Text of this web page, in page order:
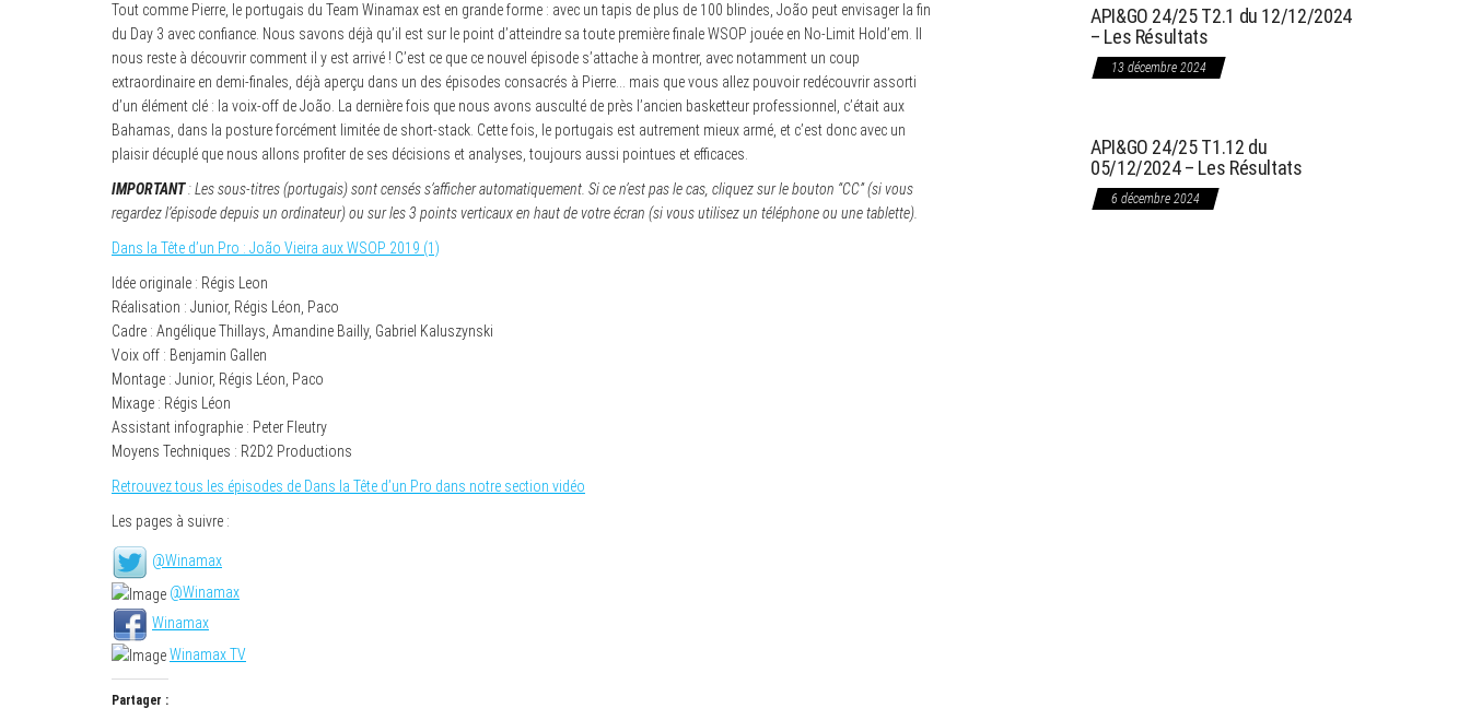
Tout comme Pierre, le portugais du Team Winamax est en grande forme : avec un tapis de plus de 100 blindes, João peut envisager la fin
du Day 3 avec confiance. Nous savons déjà qu’il est sur le point d’atteindre sa toute première finale WSOP jouée en No-Limit Hold’em. Il
nous reste à découvrir comment il y est arrivé ! C’est ce que ce nouvel épisode s’attache à montrer, avec notamment un coup
extraordinaire en demi-finales, déjà aperçu dans un des épisodes consacrés à Pierre… mais que vous allez pouvoir redécouvrir assorti
d’un élément clé : la voix-off de João. La dernière fois que nous avons ausculté de près l’ancien basketteur professionnel, c’était aux
Bahamas, dans la posture forcément limitée de short-stack. Cette fois, le portugais est autrement mieux armé, et c’est donc avec un
plaisir décuplé que nous allons profiter de ses décisions et analyses, toujours aussi pointues et efficaces.
IMPORTANT: Les sous-titres (portugais) sont censés s’afficher automatiquement. Si ce n’est pas le cas, cliquez sur le bouton “CC” (si vous
regardez l’épisode depuis un ordinateur) ou sur les 3 points verticaux en haut de votre écran (si vous utilisez un téléphone ou une tablette).
Dans la Tête d’un Pro : João Vieira aux WSOP 2019 (1)
Idée originale : Régis Leon
Réalisation : Junior, Régis Léon, Paco
Cadre : Angélique Thillays, Amandine Bailly, Gabriel Kaluszynski
Voix off : Benjamin Gallen
Montage : Junior, Régis Léon, Paco
Mixage : Régis Léon
Assistant infographie : Peter Fleutry
Moyens Techniques : R2D2 Productions
Retrouvez tous les épisodes de Dans la Tête d’un Pro dans notre section vidéo
Les pages à suivre :
@Winamax
@Winamax
Winamax
Winamax TV
Partager :
API&GO 24/25 T2.1 du 12/12/2024
– Les Résultats
13 décembre 2024
API&GO 24/25 T1.12 du
05/12/2024 – Les Résultats
6 décembre 2024